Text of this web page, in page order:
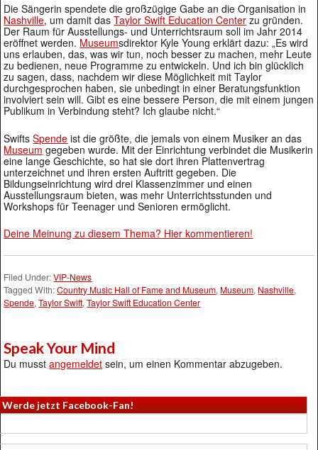
Die Sängerin spendete die großzügige Gabe an die Organisation in
Nashville, um damit dasTaylor Swift Education Center zu gründen.
Der Raum für Ausstellungs- und Unterrichtsraum soll im Jahr 2014
eröffnet werden. Museumsdirektor Kyle Young erklärt dazu: „Es wird
uns erlauben, das, was wir tun, noch besser zu machen, mehr Leute
zu bedienen, neue Programme zu entwickeln. Und ich bin glücklich
zu sagen, dass, nachdem wir diese Möglichkeit mit Taylor
durchgesprochen haben, sie unbedingt in einer Beratungsfunktion
involviert sein will. Gibt es eine bessere Person, die mit einem jungen
Publikum in Verbindung steht? Ich glaube nicht.“
SwiftsSpende ist die größte, die jemals von einem Musiker an das
Museum gegeben wurde. Mit der Einrichtung verbindet die Musikerin
eine lange Geschichte, so hat sie dort ihren Plattenvertrag
unterzeichnet und ihren ersten Auftritt gegeben. Die
Bildungseinrichtung wird drei Klassenzimmer und einen
Ausstellungsraum bieten, was mehr Unterrichtsstunden und
Workshops für Teenager und Senioren ermöglicht.
Deine Meinung zu diesem Thema? Hier kommentieren!
Filed Under:VIP-News
Tagged With:Country Music Hall of Fame and Museum, Museum, Nashville,
Spende,Taylor Swift,Taylor Swift Education Center
Speak Your Mind
Du musstangemeldet sein, um einen Kommentar abzugeben.
Werde jetzt Facebook-Fan!